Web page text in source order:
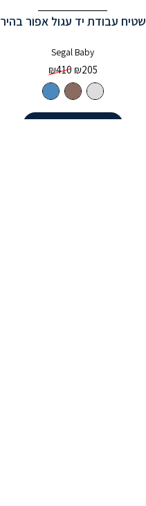
שטיח עבודת יד עגול אפור בהיר
Segal Baby
₪205
₪410